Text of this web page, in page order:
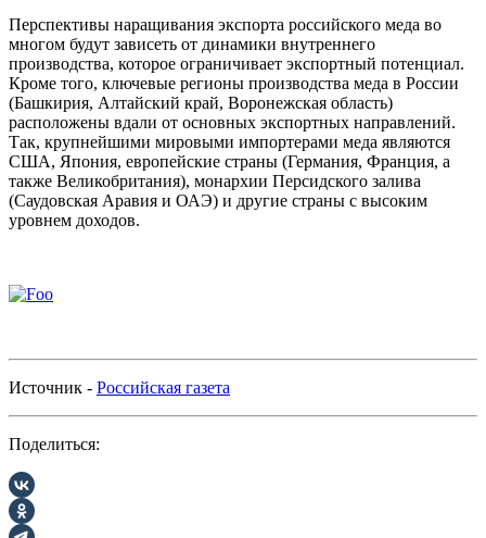
Перспективы наращивания экспорта российского меда во
многом будут зависеть от динамики внутреннего
производства, которое ограничивает экспортный потенциал.
Кроме того, ключевые регионы производства меда в России
(Башкирия, Алтайский край, Воронежская область)
расположены вдали от основных экспортных направлений.
Так, крупнейшими мировыми импортерами меда являются
США, Япония, европейские страны (Германия, Франция, а
также Великобритания), монархии Персидского залива
(Саудовская Аравия и ОАЭ) и другие страны с высоким
уровнем доходов.
Источник - Российская газета
Поделиться: